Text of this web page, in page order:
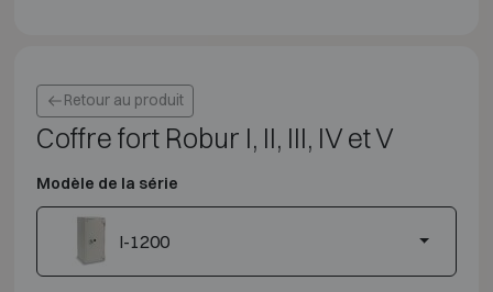
Retour au produit
Coffre fort Robur I, II, III, IV et V
Modèle de la série
I-1200